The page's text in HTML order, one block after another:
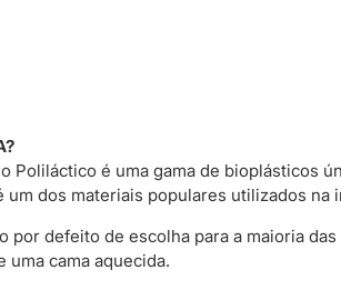
Poliláctico é uma gama de bioplásticos
um dos materiais populares utilizados na
por defeito de escolha para a maioria
uma cama aquecida.